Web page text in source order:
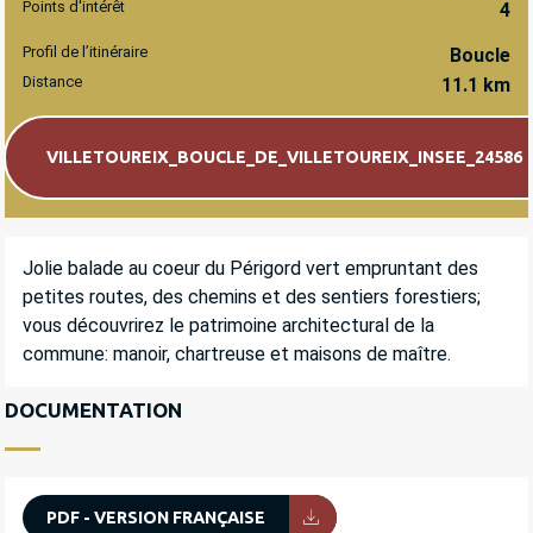
Points d'intérêt 4
Profil de l’itinéraire Boucle
Distance 11.1 km
Documentation
VILLETOUREIX_BOUCLE_DE_VILLETOUREIX_INSEE_24586
DESCRIPTION
Jolie balade au coeur du Périgord vert empruntant des
petites routes, des chemins et des sentiers forestiers;
vous découvrirez le patrimoine architectural de la
commune: manoir, chartreuse et maisons de maître.
DOCUMENTATION
PDF - VERSION FRANÇAISE